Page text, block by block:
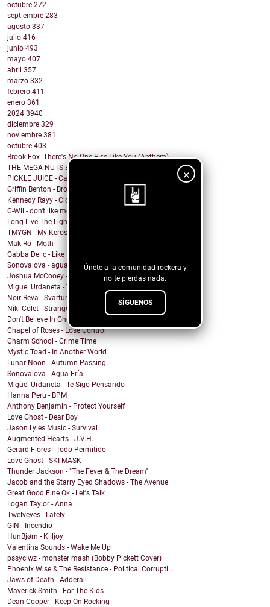
×
Únete a la comunidad rockera y
no te pierdas nada.
SÍGUENOS
octubre 272
septiembre 283
agosto 337
julio 416
junio 493
mayo 407
abril 357
marzo 332
febrero 411
enero 361
2024 3940
diciembre 329
noviembre 381
octubre 403
Brook Fox -There's No One Else Like You (Anthem)
THE MEGA NUTS BUSTERS - PLATINUM ROCKET
PICKLE JUICE - Caught In A Lie
Griffin Benton - Broken Pieces
Kennedy Rayy - Closed Mouths
C-Wil - don't like me
Long Live The Lights - Reckless
TMYGN - My Kerosene
Mak Ro - Moth
Gabba Delic - Like Lovers Do
Sonovalova - agua fría
Joshua McCooey - Hall Of Shame
Miguel Urdaneta - Te Sigo Pensando
Noir Reva - Svartur
Niki Colet - Strange Dreams
Don't Believe In Ghosts - Brooklyn Baby
Chapel of Roses - Lose Control
Charm School - Crime Time
Mystic Toad - In Another World
Lunar Noon - Autumn Passing
Sonovalova - Agua Fría
Miguel Urdaneta - Te Sigo Pensando
Hanna Peru - BPM
Anthony Benjamin - Protect Yourself
Love Ghost - Dear Boy
Jason Lyles Music - Survival
Augmented Hearts - J.V.H.
Gerard Flores - Todo Permitido
Love Ghost - SKI MASK
Thunder Jackson - "The Fever & The Dream"
Jacob and the Starry Eyed Shadows - The Avenue
Great Good Fine Ok - Let's Talk
Logan Taylor - Anna
Twelveyes - Lately
GIN - Incendio
HunBjørn - Killjoy
Valentina Sounds - Wake Me Up
pssyclwz - monster mash (Bobby Pickett Cover)
Phoenix Wise & The Resistance - Political Corrupti...
Jaws of Death - Adderall
Maverick Smith - For The Kids
Dean Cooper - Keep On Rocking